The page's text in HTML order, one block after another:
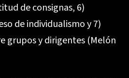
de consignas, 6)
de individualismo y 7)
grupos y dirigentes (Melón